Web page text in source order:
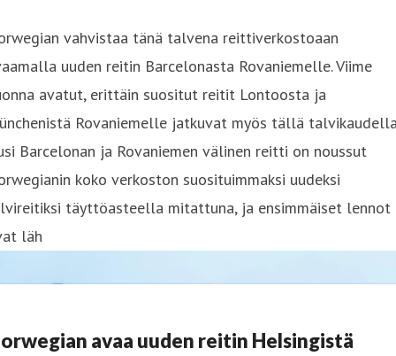
vahvistaa tänä talvena reittiverkostoaan
uuden reitin Barcelonasta Rovaniemelle. Viime
avatut, erittäin suositut reitit Lontoosta ja
Rovaniemelle jatkuvat myös tällä
Barcelonan ja Rovaniemen välinen reitti on noussut
koko verkoston suosituimmaksi uudeksi
täyttöasteella mitattuna, ja ensimmäiset lennot
läh
avaa uuden reitin Helsingistä